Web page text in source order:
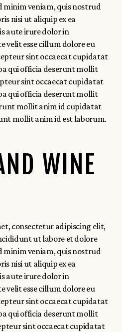
minim veniam, quis nostrud
nisi ut aliquip ex ea
aute irure dolor in
velit esse cillum dolore eu
sint occaecat cupidatat
qui officia deserunt mollit
sint occaecat cupidatat
qui officia deserunt mollit
mollit anim id cupidatat
mollit anim id est laborum.
WINE
consectetur adipiscing elit,
ut labore et dolore
minim veniam, quis nostrud
nisi ut aliquip ex ea
aute irure dolor in
velit esse cillum dolore eu
sint occaecat cupidatat
qui officia deserunt mollit
sint occaecat cupidatat